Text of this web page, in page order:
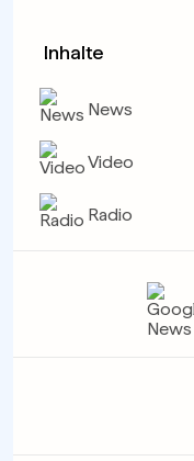
Inhalte
News
Video
Radio